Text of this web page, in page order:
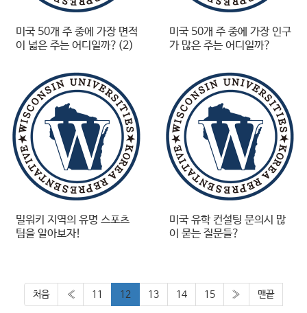
미국 50개 주 중에 가장 면적
이 넓은 주는 어디일까?(2)
미국 50개 주 중에 가장 인구
가 많은 주는 어디일까?
밀워키 지역의 유명 스포츠
팀을 알아보자!
미국 유학 컨설팅 문의시 많
이 묻는 질문들?
처음 « 11 12 13 14 15 » 맨끝